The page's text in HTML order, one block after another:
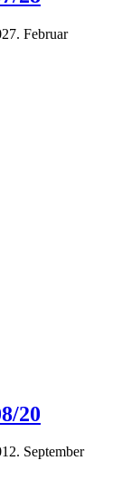
27. Februar
20
12. September